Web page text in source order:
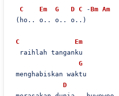
C Em G D C -Bm Am
(ho.. o.. o.. o..)
C
Em
  raihlah tanganku
G
menghabiskan waktu
D